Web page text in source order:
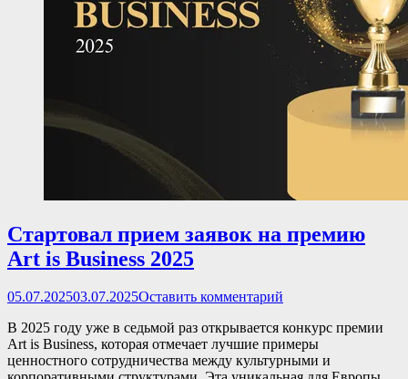
Стартовал прием заявок на премию
Art is Business 2025
Опубликовано
05.07.202503.07.2025Оставить комментарий
В 2025 году уже в седьмой раз открывается конкурс премии
Art is Business, которая отмечает лучшие примеры
ценностного сотрудничества между культурными и